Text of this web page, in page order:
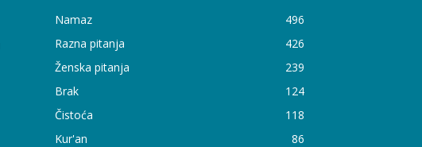
Namaz
496
Razna pitanja
426
Ženska pitanja
239
Brak
124
Čistoća
118
Kur'an
86